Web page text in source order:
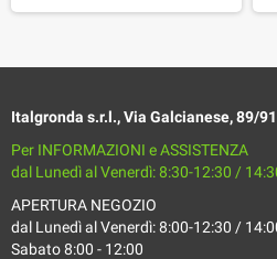
Italgronda s.r.l., Via Galcianese, 89/
Per INFORMAZIONI e ASSISTENZA
dal Lunedì al Venerdì: 8:30-12:30 /
APERTURA NEGOZIO
dal Lunedì al Venerdì: 8:00-12:30 /
Sabato 8:00 - 12:00